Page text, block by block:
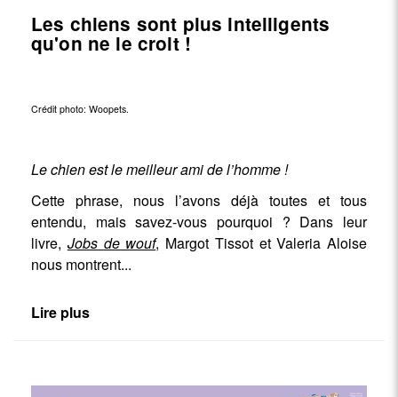
Les chiens sont plus intelligents
qu'on ne le croit !
Crédit photo: Woopets
Le chien est le meilleur ami de l’homme !
Cette phrase, nous l’avons déjà toutes et tous
entendu, mais savez-vous pourquoi ? Dans leur
livre, Jobs de wouf, Margot Tissot et Valeria Aloise
nous montrent...
Lire plus